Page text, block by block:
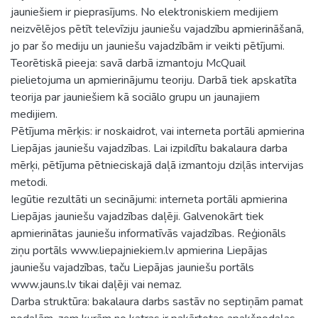
jauniešiem ir pieprasījums. No elektroniskiem medijiem
neizvēlējos pētīt televīziju jauniešu vajadzību apmierināšanā,
jo par šo mediju un jauniešu vajadzībām ir veikti pētījumi.
Teorētiskā pieeja: savā darbā izmantoju McQuail
pielietojuma un apmierinājumu teoriju. Darbā tiek apskatīta
teorija par jauniešiem kā sociālo grupu un jaunajiem
medijiem.
Pētījuma mērķis: ir noskaidrot, vai interneta portāli apmierina
Liepājas jauniešu vajadzības. Lai izpildītu bakalaura darba
mērķi, pētījuma pētnieciskajā daļā izmantoju dziļās intervijas
metodi.
Iegūtie rezultāti un secinājumi: interneta portāli apmierina
Liepājas jauniešu vajadzības daļēji. Galvenokārt tiek
apmierinātas jauniešu informatīvās vajadzības. Reģionāls
ziņu portāls www.liepajniekiem.lv apmierina Liepājas
jauniešu vajadzības, taču Liepājas jauniešu portāls
www.jauns.lv tikai daļēji vai nemaz.
Darba struktūra: bakalaura darbs sastāv no septiņām pamat